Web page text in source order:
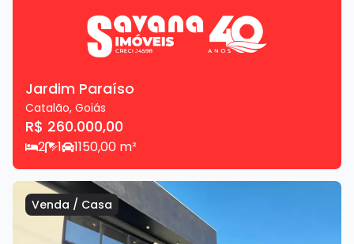
Jardim Paraíso
Catalão, Goiás
R$ 260.000,00
2 1 1150,00 m²
Venda / Casa